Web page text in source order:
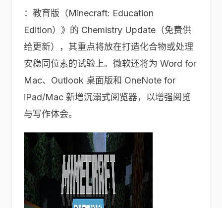
：教育版（Minecraft: Education
Edition）》的 Chemistry Update（免费供
给更新），其重点将放在打造化合物或处理
安稳同位素的试验上。微软还将为 Word for
Mac、Outlook 桌面版和 OneNote for
iPad/Mac 新增沉溺式阅览器，以增强阅览
与写作体会。